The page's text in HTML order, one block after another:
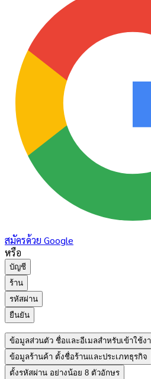
สมัครด้วย Google
หรือ
บัญชี
ร้าน
รหัสผ่าน
ยืนยัน
ข้อมูลส่วนตัว ชื่อและอีเมลสำหรับเข้าใช้ง
ข้อมูลร้านค้า ตั้งชื่อร้านและประเภทธุรกิจ
ตั้งรหัสผ่าน อย่างน้อย 8 ตัวอักษร